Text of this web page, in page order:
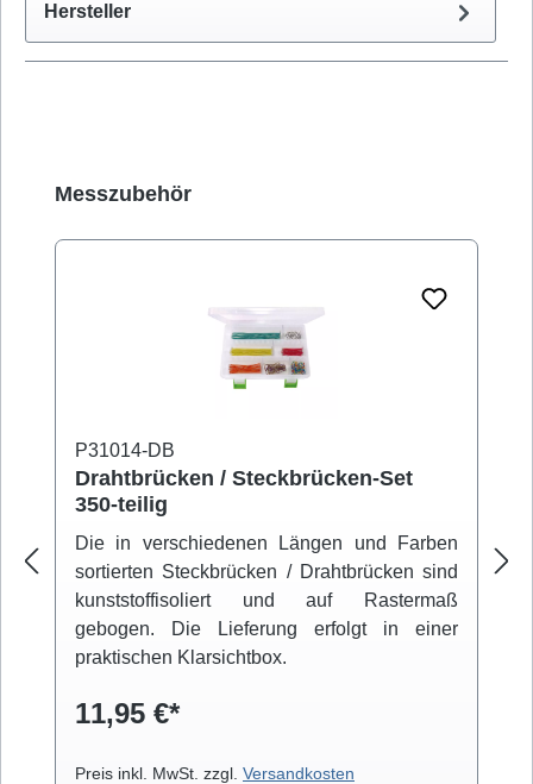
Hersteller
Produktgalerie überspringen
Messzubehör
P31014-DB
Drahtbrücken / Steckbrücken-Set
350-teilig
Die in verschiedenen Längen und Farben
sortierten Steckbrücken / Drahtbrücken sind
kunststoffisoliert und auf Rastermaß
gebogen. Die Lieferung erfolgt in einer
praktischen Klarsichtbox.
11,95 €*
Preis inkl. MwSt. zzgl. Versandkosten